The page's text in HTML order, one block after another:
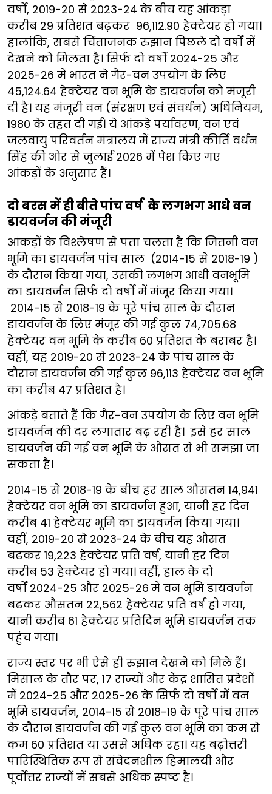
वर्षों, 2019-20 से 2023-24 के बीच यह आंकड़ा
करीब 29 प्रतिशत बढ़कर 96,112.90 हेक्टेयर हो गया।
हालांकि, सबसे चिंताजनक रुझान पिछले दो वर्षों में
देखने को मिलता है। सिर्फ दो वर्षों 2024-25 और
2025-26 में भारत ने गैर-वन उपयोग के लिए
45,124.64 हेक्टेयर वन भूमि के डायवर्जन को मंजूरी
दी है। यह मंजूरी वन (संरक्षण एवं संवर्धन) अधिनियम,
1980 के तहत दी गई। ये आंकड़े पर्यावरण, वन एवं
जलवायु परिवर्तन मंत्रालय में राज्य मंत्री कीर्ति वर्धन
सिंह की ओर से जुलाई 2026 में पेश किए गए
आंकड़ों के अनुसार हैं।
दो बरस में ही बीते पांच वर्ष के लगभग आधे वन
डायवर्जन की मंजूरी
आंकड़ों के विश्लेषण से पता चलता है कि जितनी वन
भूमि का डायवर्जन पांच साल (2014-15 से 2018-19 )
के दौरान किया गया, उसकी लगभग आधी वनभूमि
का डायवर्जन सिर्फ दो वर्षों में मंजूर किया गया।
2014-15 से 2018-19 के पूरे पांच साल के दौरान
डायवर्जन के लिए मंजूर की गई कुल 74,705.68
हेक्टेयर वन भूमि के करीब 60 प्रतिशत के बराबर है।
वहीं, यह 2019-20 से 2023-24 के पांच साल के
दौरान डायवर्जन की गई कुल 96,113 हेक्टेयर वन भूमि
का करीब 47 प्रतिशत है।
आंकड़े बताते हैं कि गैर-वन उपयोग के लिए वन भूमि
डायवर्जन की दर लगातार बढ़ रही है। इसे हर साल
डायवर्जन की गई वन भूमि के औसत से भी समझा जा
सकता है।
2014-15 से 2018-19 के बीच हर साल औसतन 14,941
हेक्टेयर वन भूमि का डायवर्जन हुआ, यानी हर दिन
करीब 41 हेक्टेयर भूमि का डायवर्जन किया गया।
वहीं, 2019-20 से 2023-24 के बीच यह औसत
बढकर 19,223 हेक्टेयर प्रति वर्ष, यानी हर दिन
करीब 53 हेक्टेयर हो गया। वहीं, हाल के दो
वर्षों 2024-25 और 2025-26 में वन भूमि डायवर्जन
बढकर औसतन 22,562 हेक्टेयर प्रति वर्ष हो गया,
यानी करीब 61 हेक्टेयर प्रतिदिन भूमि डायवर्जन तक
पहुंच गया।
राज्य स्तर पर भी ऐसे ही रुझान देखने को मिले हैं।
मिसाल के तौर पर, 17 राज्यों और केंद्र शासित प्रदेशों
में 2024-25 और 2025-26 के सिर्फ दो वर्षों में वन
भूमि डायवर्जन, 2014-15 से 2018-19 के पूरे पांच साल
के दौरान डायवर्जन की गई कुल वन भूमि का कम से
कम 60 प्रतिशत या उससे अधिक रहा। यह बढ़ोत्तरी
पारिस्थितिक रूप से संवेदनशील हिमालयी और
पूर्वोत्तर राज्यों में सबसे अधिक स्पष्ट है।